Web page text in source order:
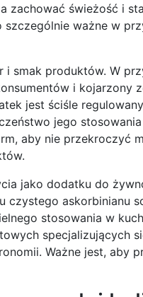
zachować świeżość i
ważne w
i smak produktów. W
i kojarzony
jest ściśle
jego
aby nie przekroczyć
jako dodatku do
czystego askorbinianu
stosowania w
specjalizujących
Ważne jest, aby